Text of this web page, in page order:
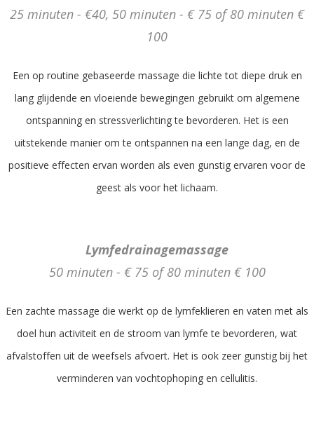
25 minuten - €40, 50 minuten - € 75 of 80 minuten €
100
Een op routine gebaseerde massage die lichte tot diepe druk en
lang glijdende en vloeiende bewegingen gebruikt om algemene
ontspanning en stressverlichting te bevorderen. Het is een
uitstekende manier om te ontspannen na een lange dag, en de
positieve effecten ervan worden als even gunstig ervaren voor de
geest als voor het lichaam.
Lymfedrainagemassage
50 minuten - € 75 of 80 minuten € 100
Een zachte massage die werkt op de lymfeklieren en vaten met als
doel hun activiteit en de stroom van lymfe te bevorderen, wat
afvalstoffen uit de weefsels afvoert. Het is ook zeer gunstig bij het
verminderen van vochtophoping en cellulitis.